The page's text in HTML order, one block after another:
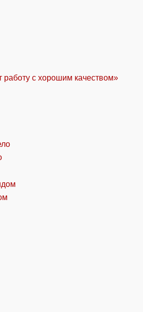
с хорошим качеством»